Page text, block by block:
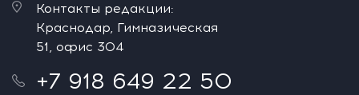
Контакты редакции:
Краснодар, Гимназическая
51, офис 304
+7 918 649 22 50